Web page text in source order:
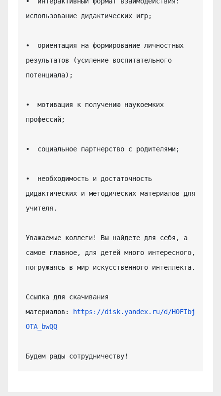
использование дидактических игр;
•  ориентация на формирование личностных
результатов (усиление воспитательного
потенциала);
•  мотивация к получению наукоемких
профессий;
•  социальное партнерство с родителями;
•  необходимость и достаточность
дидактических и методических материалов для
учителя.
Уважаемые коллеги! Вы найдете для себя, а
самое главное, для детей много интересного,
погружаясь в мир искусственного интеллекта.
Ссылка для скачивания
материалов:
https://disk.yandex.ru/d/H0FIbj
OTA_bwQQ
Будем рады сотрудничеству!